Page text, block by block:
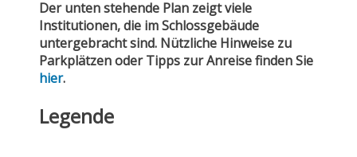
Der unten stehende Plan zeigt viele
Institutionen, die im Schlossgebäude
untergebracht sind. Nützliche Hinweise zu
Parkplätzen oder Tipps zur Anreise finden Sie
hier.
Legende